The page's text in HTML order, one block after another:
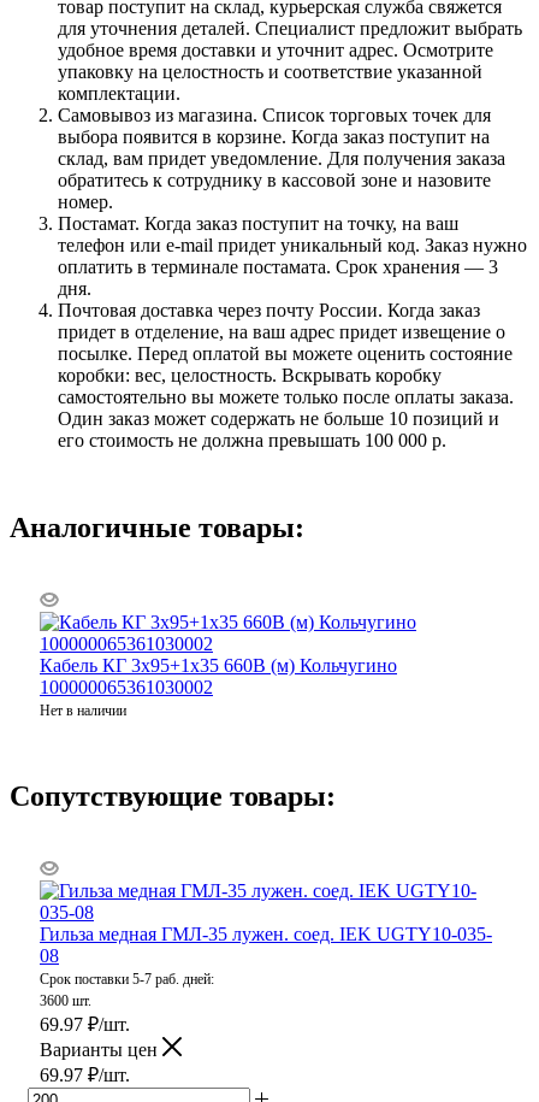
товар поступит на склад, курьерская служба свяжется
для уточнения деталей. Специалист предложит выбрать
удобное время доставки и уточнит адрес. Осмотрите
упаковку на целостность и соответствие указанной
комплектации.
Самовывоз из магазина. Список торговых точек для
выбора появится в корзине. Когда заказ поступит на
склад, вам придет уведомление. Для получения заказа
обратитесь к сотруднику в кассовой зоне и назовите
номер.
Постамат. Когда заказ поступит на точку, на ваш
телефон или e-mail придет уникальный код. Заказ нужно
оплатить в терминале постамата. Срок хранения — 3
дня.
Почтовая доставка через почту России. Когда заказ
придет в отделение, на ваш адрес придет извещение о
посылке. Перед оплатой вы можете оценить состояние
коробки: вес, целостность. Вскрывать коробку
самостоятельно вы можете только после оплаты заказа.
Один заказ может содержать не больше 10 позиций и
его стоимость не должна превышать 100 000 р.
Аналогичные товары:
Кабель КГ 3х95+1х35 660В (м) Кольчугино
100000065361030002
Нет в наличии
Сопутствующие товары:
Гильза медная ГМЛ-35 лужен. соед. IEK UGTY10-035-
08
Срок поставки 5-7 раб. дней:
3600 шт.
69.97 ₽/шт.
Варианты цен
69.97 ₽/шт.